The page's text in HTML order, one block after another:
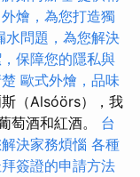
燴，為您打造獨
水問題，為您解決
保障您的隱私與
歐式外燴，品味
（Alsóörs），我
萄酒和紅酒。 台
決家務煩惱 各種
簽證的申請方法